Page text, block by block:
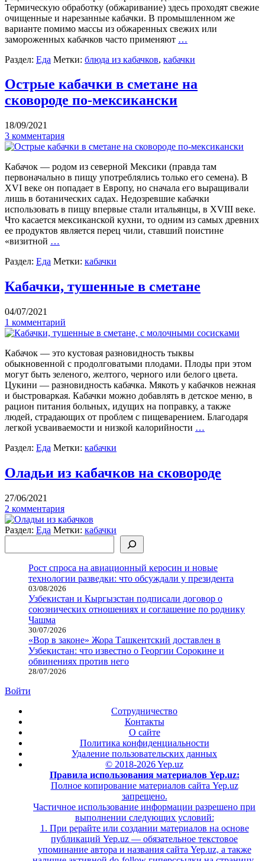
Термическую обработку (обжаривание) здесь проходят свежие
очищенные и нарезанные кабачки. В промышленном же
варианте помимо массы из обжаренных свежих или
замороженных кабачков часто применяют …
Раздел: Еда Метки: блюда из кабачков, кабачки
Острые кабачки в сметане на
сковороде по-мексикански
18/09/2021
3 комментария
Кабачок — родом из северной Мексики (правда там
первоначально в пищу употреблялись только его семена). В
XVI веке он попадает в Европу, но сначала его выращивали
лишь в ботанических садах. Недозревшие кабачки
использовать в пищу впервые стали итальянцы, в XVIII веке.
Что касается мексиканской кухни, то одним из самых древних
ее продуктов является перец чили, ставший поистине
«визитной …
Раздел: Еда Метки: кабачки
Кабачки, тушенные в сметане
04/07/2021
1 комментарий
Кабачок — это кустовая разновидность тыквы
обыкновенной с продолговатыми плодами. Плоды при этом
могут быть зеленого, желтого, черного или белого цвета.
Цукини — разновидность кабачка. Мякоть у кабачков нежная
и быстроваркая. Кабачки можно добавлять в детское меню, в
рацион питания больных, идущих на поправку, а также
людей, страдающих от проблем с пищеварением. Благодаря
легкой усваиваемости и низкой калорийности …
Раздел: Еда Метки: кабачки
Оладьи из кабачков на сковороде
27/06/2021
2 комментария
Раздел: Еда Метки: кабачки
Рост спроса на авиационный керосин и новые
технологии разведки: что обсуждали у президента
03/08/2026
Узбекистан и Кыргызстан подписали договор о
союзнических отношениях и соглашение по роднику
Чашма
30/07/2026
«Вор в законе» Жора Ташкентский доставлен в
Узбекистан: что известно о Георгии Сорокине и
обвинениях против него
28/07/2026
Войти
Сотрудничество
Контакты
О сайте
Политика конфиденциальности
Удаление пользовательских данных
© 2018-2026 Yep.uz
Правила использования материалов Yep.uz:
Полное копирование материалов сайта Yep.uz
запрещено.
Частичное использование информации разрешено при
выполнении следующих условий:
1. При рерайте или создании материалов на основе
публикаций Yep.uz — обязательное текстовое
упоминание автора и названия сайта Yep.uz, а также